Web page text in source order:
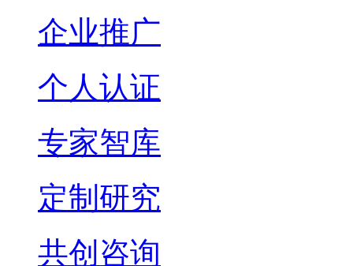
企业推广
个人认证
专家智库
定制研究
共创咨询